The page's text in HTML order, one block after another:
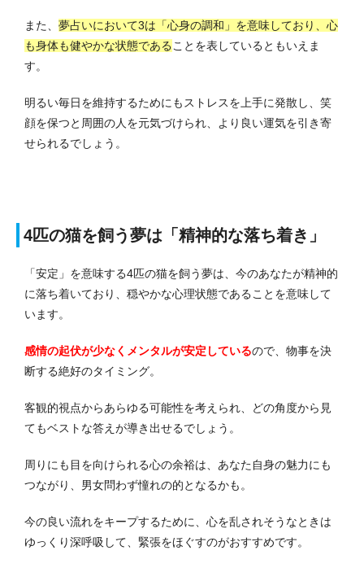
また、 夢占いにおいて3は「心身の調和」を意味しており、心
も身体も健やかな状態であることを表しているともいえま
す。
明るい毎日を維持するためにもストレスを上手に発散し、笑
顔を保つと周囲の人を元気づけられ、より良い運気を引き寄
せられるでしょう。
4匹の猫を飼う夢は「精神的な落ち着き」
「安定」を意味する4匹の猫を飼う夢は、今のあなたが精神的
に落ち着いており、穏やかな心理状態であることを意味して
います。
感情の起伏が少なくメンタルが安定しているので、物事を決
断する絶好のタイミング。
客観的視点からあらゆる可能性を考えられ、どの角度から見
てもベストな答えが導き出せるでしょう。
周りにも目を向けられる心の余裕は、あなた自身の魅力にも
つながり、男女問わず憧れの的となるかも。
今の良い流れをキープするために、心を乱されそうなときは
ゆっくり深呼吸して、緊張をほぐすのがおすすめです。